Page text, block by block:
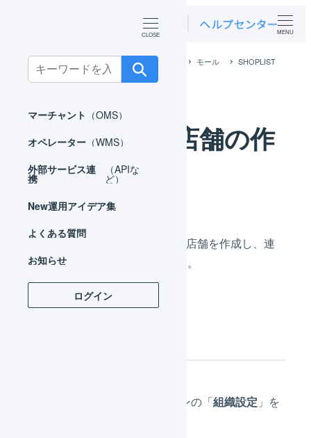
Search
for:
マーチャント （OMS）
オペレーター （WMS）
外部サービス連
携
（APIな
ど）
New運用アイデア集
よくある質問
お知らせ
ログイン
MENU
外部サービス連携（APIなど） モール
SHOPLIST
SHOPLIST 店舗の作成
SHOPLIST 店舗の作
LOGILESS上にSHOPLIST用の店舗を作成し、連
携のための事前設定を行います。
メインナビゲーションの「組織設定 」を